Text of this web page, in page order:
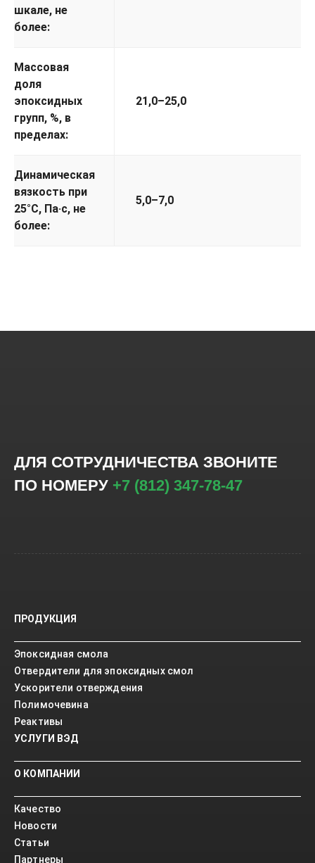
шкале, не
более:
Массовая
доля
эпоксидных
групп, %, в
пределах:
21,0–25,0
Динамическая
вязкость при
25°С, Па·с, не
более:
5,0–7,0
ДЛЯ СОТРУДНИЧЕСТВА ЗВОНИТЕ
ПО НОМЕРУ +7 (812) 347-78-47
ПРОДУКЦИЯ
Эпоксидная смола
Отвердители для эпоксидных смол
Ускорители отверждения
Полимочевина
Реактивы
УСЛУГИ ВЭД
О КОМПАНИИ
Качество
Новости
Статьи
Партнеры